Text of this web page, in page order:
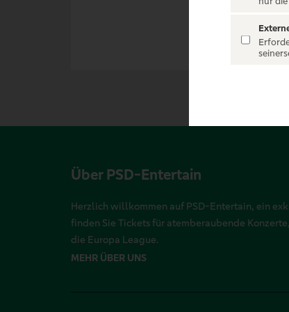
Über PSD-Entertain
Herzlich willkommen auf PSD-Entertain, ein
finden Sie Tickets für atemberaubende
die Europa League.
MEHR ÜBER UNS